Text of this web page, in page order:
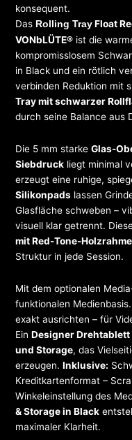
konsequent.
Das Rolling Tray Float
VONbLÜTE® ist die
kompromisslosem
in Black und ein rötlich
verbinden Reduktion mit
Tray mit schwarzer
durch seine Balance aus
Die 5 mm starkeGlas-
Siebdruck liegt minimal
erzeugt eine ruhige,
Silikonpads lassen
Glasfläche schweben –
visuell klar getrennt.
mit Red-Tone-
Struktur in jede Session.
Mit dem optionalen
funktionalen
exakt ausrichten – für
EinDesigner
und Storage, das
erzeugen.Inklusive:
Kreditkartenformat –
Winkeleinstellung des
& Storage in Black
maximaler Klarheit.